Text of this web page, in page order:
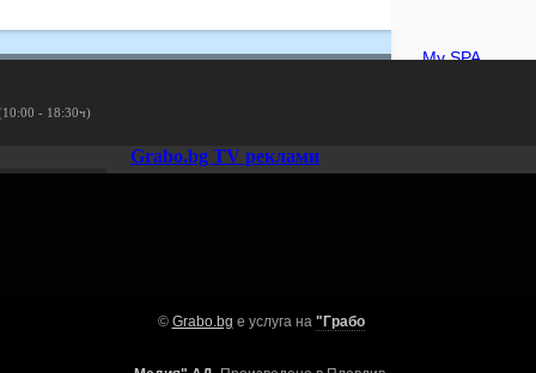
My SPA
- 18:30ч)
Grabo.bg TV реклами
© Grabo.bg е услуга на "Грабо